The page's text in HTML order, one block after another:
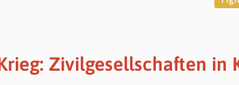
Zivilgesellschaften in